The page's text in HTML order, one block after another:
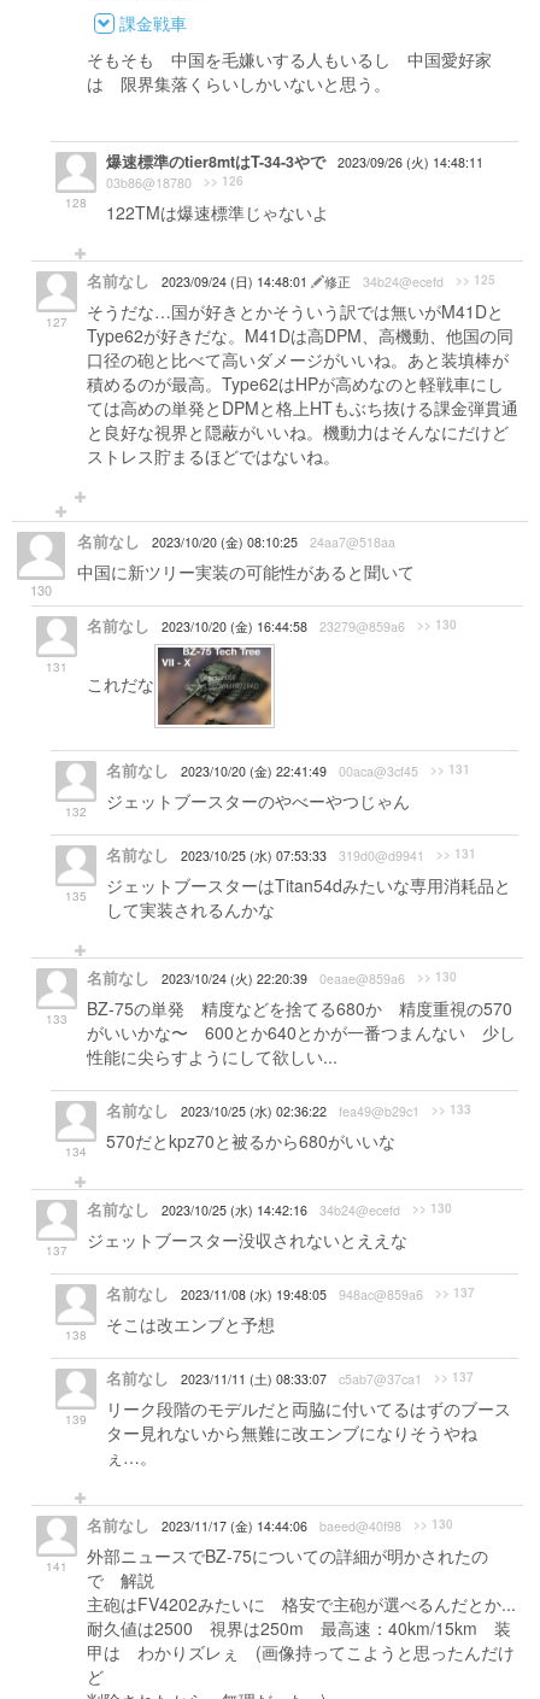
課金戦車
そもそも 中国を毛嫌いする人もいるし 中国愛好家
は 限界集落くらいしかいないと思う。
128
爆速標準のtier8mtはT-34-3やで
2023/09/26 (火) 14:48:11
03b86@18780
>> 126
122TMは爆速標準じゃないよ
127
名前なし 2023/09/24 (日) 14:48:01 修正 34b24@ecefd >> 125
そうだな…国が好きとかそういう訳では無いがM41Dと
Type62が好きだな。M41Dは高DPM、高機動、他国の同
口径の砲と比べて高いダメージがいいね。あと装填棒が
積めるのが最高。Type62はHPが高めなのと軽戦車にし
ては高めの単発とDPMと格上HTもぶち抜ける課金弾貫通
と良好な視界と隠蔽がいいね。機動力はそんなにだけど
ストレス貯まるほどではないね。
130
名前なし 2023/10/20 (金) 08:10:25 24aa7@518aa
中国に新ツリー実装の可能性があると聞いて
131
名前なし 2023/10/20 (金) 16:44:58 23279@859a6 >> 130
これだな
132
名前なし 2023/10/20 (金) 22:41:49 00aca@3cf45 >> 131
ジェットブースターのやべーやつじゃん
135
名前なし 2023/10/25 (水) 07:53:33 319d0@d9941 >> 131
ジェットブースターはTitan54dみたいな専用消耗品と
して実装されるんかな
133
名前なし 2023/10/24 (火) 22:20:39 0eaae@859a6 >> 130
BZ-75の単発 精度などを捨てる680か 精度重視の570
がいいかな〜 600とか640とかが一番つまんない 少し
性能に尖らすようにして欲しい...
134
名前なし 2023/10/25 (水) 02:36:22 fea49@b29c1 >> 133
570だとkpz70と被るから680がいいな
137
名前なし 2023/10/25 (水) 14:42:16 34b24@ecefd >> 130
ジェットブースター没収されないとええな
138
名前なし 2023/11/08 (水) 19:48:05 948ac@859a6 >> 137
そこは改エンブと予想
139
名前なし 2023/11/11 (土) 08:33:07 c5ab7@37ca1 >> 137
リーク段階のモデルだと両脇に付いてるはずのブース
ター見れないから無難に改エンブになりそうやね
ぇ…。
141
名前なし 2023/11/17 (金) 14:44:06 baeed@40f98 >> 130
外部ニュースでBZ-75についての詳細が明かされたの
で 解説
主砲はFV4202みたいに 格安で主砲が選べるんだとか...
耐久値は2500 視界は250m 最高速：40km/15km 装
甲は わかりズレぇ (画像持ってこようと思ったんだけ
ど